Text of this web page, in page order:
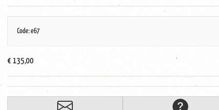
Code: e67
€ 135,00